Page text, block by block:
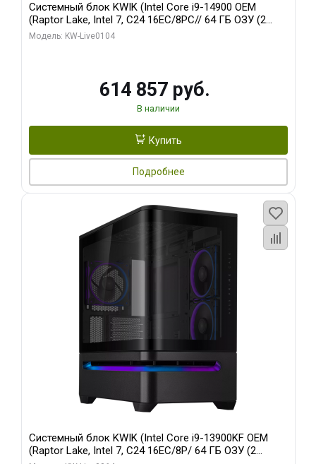
Системный блок KWIK (Intel Core i9-14900 OEM
(Raptor Lake, Intel 7, C24 16EC/8PC// 64 ГБ ОЗУ (2
модуля)/ Afox RTX4090 24GB GDDR6X 384-Bit 3xDP
Модель: KW-Live0104
614 857 руб.
В наличии
Купить
Подробнее
Системный блок KWIK (Intel Core i9-13900KF OEM
(Raptor Lake, Intel 7, C24 16EC/8P/ 64 ГБ ОЗУ (2